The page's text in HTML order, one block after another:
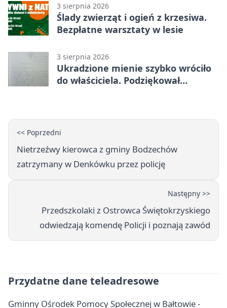
3 sierpnia 2026
Ślady zwierząt i ogień z krzesiwa.
Bezpłatne warsztaty w lesie
3 sierpnia 2026
Ukradzione mienie szybko wróciło
do właściciela. Podziękował
<< Poprzedni
Nietrzeźwy kierowca z gminy Bodzechów
zatrzymany w Denkówku przez policję
Następny >>
Przedszkolaki z Ostrowca Świętokrzyskiego
odwiedzają komendę Policji i poznają zawód
Przydatne dane teleadresowe
Gminny Ośrodek Pomocy Społecznej w Bałtowie -